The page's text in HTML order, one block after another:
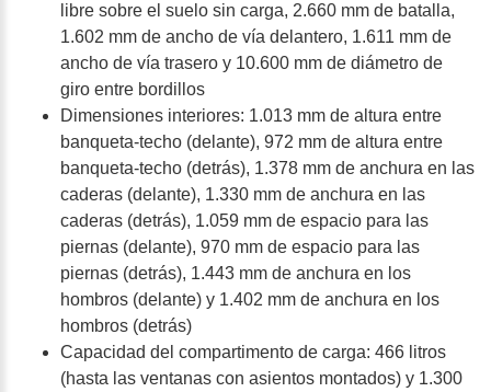
libre sobre el suelo sin carga, 2.660 mm de batalla,
1.602 mm de ancho de vía delantero, 1.611 mm de
ancho de vía trasero y 10.600 mm de diámetro de
giro entre bordillos
Dimensiones interiores: 1.013 mm de altura entre
banqueta-techo (delante), 972 mm de altura entre
banqueta-techo (detrás), 1.378 mm de anchura en las
caderas (delante), 1.330 mm de anchura en las
caderas (detrás), 1.059 mm de espacio para las
piernas (delante), 970 mm de espacio para las
piernas (detrás), 1.443 mm de anchura en los
hombros (delante) y 1.402 mm de anchura en los
hombros (detrás)
Capacidad del compartimento de carga: 466 litros
(hasta las ventanas con asientos montados) y 1.300